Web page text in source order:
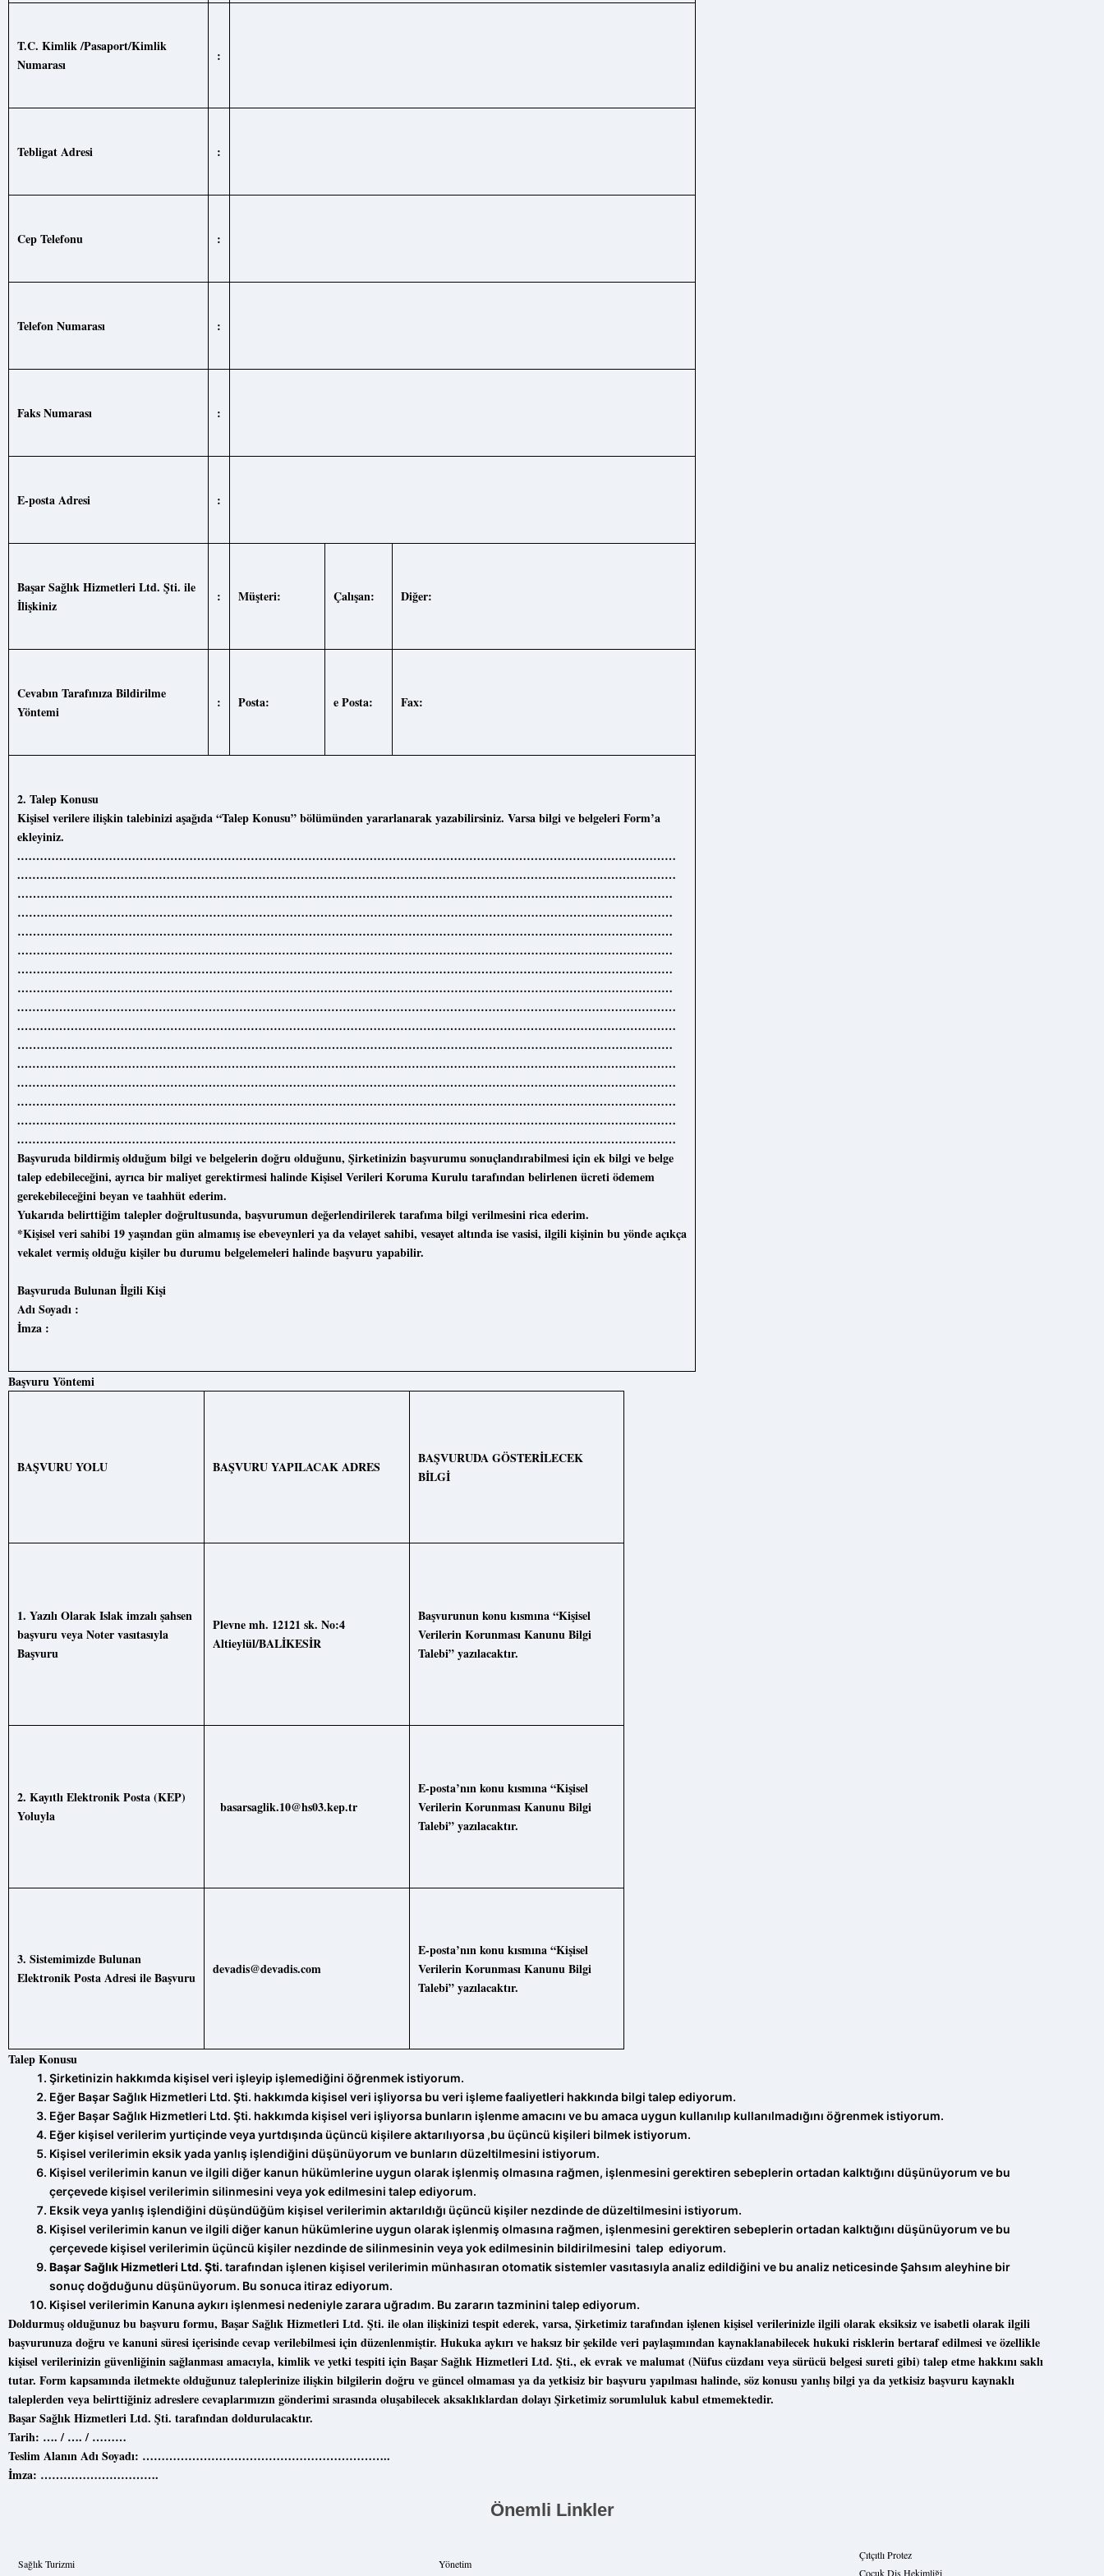
T.C. Kimlik/Pasaport/Kimlik
Numarası
:
Tebligat Adresi :
CepTelefonu :
TelefonNumarası :
FaksNumarası :
E-postaAdresi :
Başar Sağlık Hizmetleri Ltd. Şti. ile
İlişkiniz
: Müşteri: Çalışan: Diğer:
Cevabın TarafınızaBildirilme
Yöntemi
: Posta: e Posta: Fax:
2. Talep Konusu
Kişisel verilere ilişkin talebinizi aşağıda “Talep Konusu” bölümünden yararlanarak yazabilirsiniz. Varsa bilgi ve belgeleri Form’a
ekleyiniz.
.………………………………………………………………………………………………………………………………………………………
.………………………………………………………………………………………………………………………………………………………
………………………………………………………………………………………………………………………………………………………
………………………………………………………………………………………………………………………………………………………
………………………………………………………………………………………………………………………………………………………
………………………………………………………………………………………………………………………………………………………
………………………………………………………………………………………………………………………………………………………
………………………………………………………………………………………………………………………………………………………
.………………………………………………………………………………………………………………………………………………………
.………………………………………………………………………………………………………………………………………………………
………………………………………………………………………………………………………………………………………………………
.………………………………………………………………………………………………………………………………………………………
.………………………………………………………………………………………………………………………………………………………
.………………………………………………………………………………………………………………………………………………………
.………………………………………………………………………………………………………………………………………………………
.………………………………………………………………………………………………………………………………………………………
Başvuruda bildirmiş olduğum bilgi ve belgelerin doğru olduğunu, Şirketinizin başvurumu sonuçlandırabilmesi için ek bilgi ve belge
talep edebileceğini, ayrıca bir maliyet gerektirmesi halinde Kişisel Verileri Koruma Kurulu tarafından belirlenen ücreti ödemem
gerekebileceğini beyan ve taahhüt ederim.
Yukarıda belirttiğim talepler doğrultusunda, başvurumun değerlendirilerek tarafıma bilgi verilmesini rica ederim.
*Kişisel veri sahibi 19 yaşından gün almamış ise ebeveynleri ya da velayet sahibi, vesayet altında ise vasisi, ilgili kişinin bu yönde açıkça
vekalet vermiş olduğu kişiler bu durumu belgelemeleri halinde başvuru yapabilir.
Başvuruda Bulunan İlgili Kişi
Adı Soyadı :
İmza :
BaşvuruYöntemi
BAŞVURUYOLU BAŞVURU YAPILACAK ADRES
BAŞVURUDAGÖSTERİLECEK
BİLGİ
1. Yazılı Olarak Islak imzalı şahsen
başvuru veya Noter vasıtasıyla
Başvuru
Plevne mh. 12121 sk. No:4
Altieylül/BALİKESİR
Başvurunun konu kısmına “Kişisel
Verilerin Korunması Kanunu Bilgi
Talebi” yazılacaktır.
2. Kayıtlı Elektronik Posta (KEP)
Yoluyla
basarsaglik.10@hs03.kep.tr
E-posta’nın konu kısmına “Kişisel
Verilerin Korunması Kanunu Bilgi
Talebi” yazılacaktır.
3. SistemimizdeBulunan
Elektronik Posta Adresi ile Başvuru
devadis@devadis.com
E-posta’nın konu kısmına “Kişisel
Verilerin Korunması Kanunu Bilgi
Talebi” yazılacaktır.
Talep Konusu
Şirketinizin hakkımda kişisel veri işleyip işlemediğini öğrenmek istiyorum.
Eğer Başar Sağlık Hizmetleri Ltd. Şti. hakkımda kişisel veri işliyorsa bu veri işleme faaliyetleri hakkında bilgi talep ediyorum.
Eğer Başar Sağlık Hizmetleri Ltd. Şti. hakkımda kişisel veri işliyorsa bunların işlenme amacını ve bu amaca uygun kullanılıp kullanılmadığını öğrenmek istiyorum.
Eğer kişisel verilerim yurtiçinde veya yurtdışında üçüncü kişilere aktarılıyorsa ,bu üçüncü kişileri bilmek istiyorum.
Kişisel verilerimin eksik yada yanlış işlendiğini düşünüyorum ve bunların düzeltilmesini istiyorum.
Kişisel verilerimin kanun ve ilgili diğer kanun hükümlerine uygun olarak işlenmiş olmasına rağmen, işlenmesini gerektiren sebeplerin ortadan kalktığını düşünüyorum ve bu
çerçevede kişisel verilerimin silinmesini veya yok edilmesini talep ediyorum.
Eksik veya yanlış işlendiğini düşündüğüm kişisel verilerimin aktarıldığı üçüncü kişiler nezdinde de düzeltilmesini istiyorum.
Kişisel verilerimin kanun ve ilgili diğer kanun hükümlerine uygun olarak işlenmiş olmasına rağmen, işlenmesini gerektiren sebeplerin ortadan kalktığını düşünüyorum ve bu
çerçevede kişisel verilerimin üçüncü kişiler nezdinde de silinmesinin veya yok edilmesinin bildirilmesini talep ediyorum.
Başar Sağlık Hizmetleri Ltd. Şti.tarafından işlenen kişisel verilerimin münhasıran otomatik sistemler vasıtasıyla analiz edildiğini ve bu analiz neticesinde Şahsım aleyhine bir
sonuç doğduğunu düşünüyorum. Bu sonuca itiraz ediyorum.
Kişisel verilerimin Kanuna aykırı işlenmesi nedeniyle zarara uğradım. Bu zararın tazminini talep ediyorum.
Doldurmuş olduğunuz bu başvuru formu, Başar Sağlık Hizmetleri Ltd. Şti. ile olan ilişkinizi tespit ederek, varsa, Şirketimiz tarafından işlenen kişisel verilerinizle ilgili olarak eksiksiz ve isabetli olarak ilgili
başvurunuza doğru ve kanuni süresi içerisinde cevap verilebilmesi için düzenlenmiştir. Hukuka aykırı ve haksız bir şekilde veri paylaşımından kaynaklanabilecek hukuki risklerin bertaraf edilmesi ve özellikle
kişisel verilerinizin güvenliğinin sağlanması amacıyla, kimlik ve yetki tespiti için Başar Sağlık Hizmetleri Ltd. Şti., ek evrak ve malumat (Nüfus cüzdanı veya sürücü belgesi sureti gibi) talep etme hakkını saklı
tutar. Form kapsamında iletmekte olduğunuz taleplerinize ilişkin bilgilerin doğru ve güncel olmaması ya da yetkisiz bir başvuru yapılması halinde, söz konusu yanlış bilgi ya da yetkisiz başvuru kaynaklı
taleplerden veya belirttiğiniz adreslere cevaplarımızın gönderimi sırasında oluşabilecek aksaklıklardan dolayı Şirketimiz sorumluluk kabul etmemektedir.
Başar Sağlık Hizmetleri Ltd. Şti. tarafından doldurulacaktır.
Tarih: …. / …. / ………
Teslim Alanın Adı Soyadı: ………………………………………………………..
İmza: ………………………….
Önemli Linkler
Sağlık Turizmi
Yönetim
Çıtçıtlı Protez
Çocuk Diş Hekimliği